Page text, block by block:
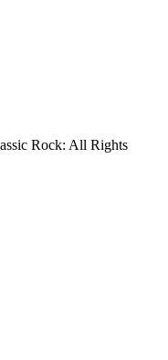
Rock: All Rights